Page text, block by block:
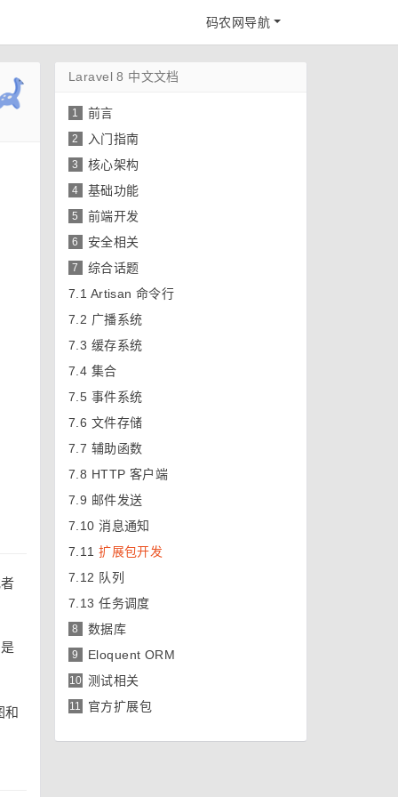
码农网导航
和
Laravel 8 中文文档
1 前言
2 入门指南
3 核心架构
4 基础功能
5 前端开发
6 安全相关
7
综合话题
7.1 Artisan 命令行
7.2 广播系统
7.3 缓存系统
7.4 集合
7.5 事件系统
7.6 文件存储
7.7 辅助函数
7.8 HTTP 客户端
7.9 邮件发送
7.10 消息通知
7.11 扩展包开发
7.12 队列
7.13 任务调度
8 数据库
9 Eloquent ORM
10 测试相关
11 官方扩展包